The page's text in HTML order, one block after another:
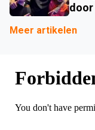
door
Meer artikelen